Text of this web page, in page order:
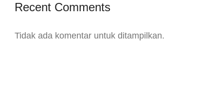
Recent Comments
Tidak ada komentar untuk ditampilkan.